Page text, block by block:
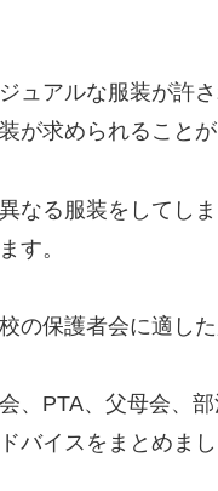
ュアルな服装が許
が求められることが
なる服装をしてし
す。
の保護者会に適し
、PTA、父母会、
バイスをまとめまし